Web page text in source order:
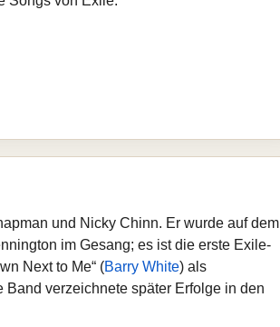
und Nicky Chinn. Er wurde auf dem
im Gesang; es ist die erste Exile-
Next to Me“ (Barry White) als
verzeichnete später Erfolge in den